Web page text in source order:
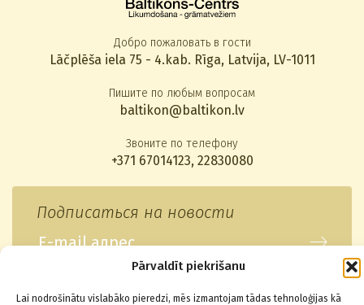
Pārvaldīt piekrišanu
Lai nodrošinātu vislabāko pieredzi, mēs izmantojam tādas tehnoloģijas kā
Добро пожаловать в гости
Lāčplēša iela 75 - 4.kab. Rīga, Latvija, LV-1011
Пишите по любым вопросам
baltikon@baltikon.lv
Звоните по телефону
+371 67014123, 22830080
Подписаться на новости